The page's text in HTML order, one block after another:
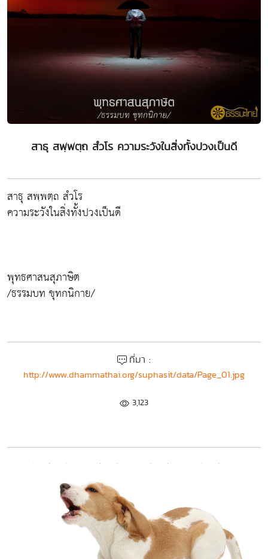
สาธุ สพฺพตฺถ สํวโร ความระวังในสิ่งทั้งปวงเป็นดี
สาธุ สพฺพตฺถ สํวโร
ความระวังในสิ่งทั้งปวงเป็นดี
พุทธศาสนสุภาษิต
/ธรรมบท ขุทกนิกาย/
ที่มา :
http://www.dhammathai.org/suphasit/data/Page_01.jpg
3,123